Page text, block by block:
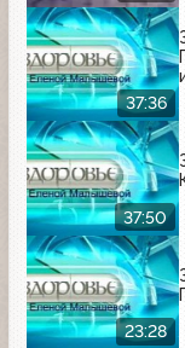
37:36
37:50
23:28